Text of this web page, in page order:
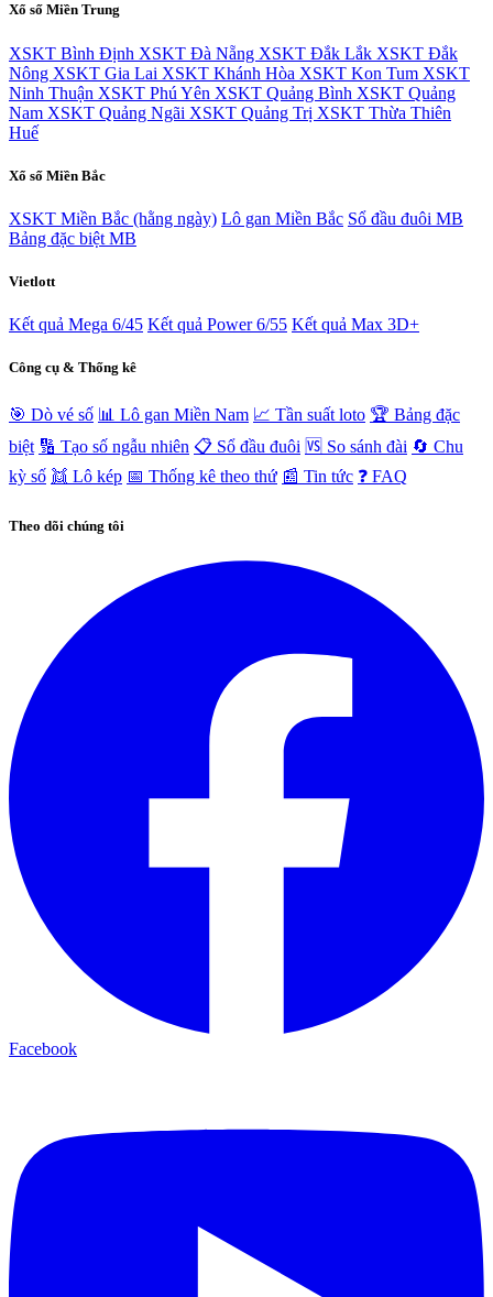
Xổ số Miền Trung
XSKT Bình Định XSKT Đà Nẵng XSKT Đắk Lắk XSKT Đắk
Nông XSKT Gia Lai XSKT Khánh Hòa XSKT Kon Tum XSKT
Ninh Thuận XSKT Phú Yên XSKT Quảng Bình XSKT Quảng
Nam XSKT Quảng Ngãi XSKT Quảng Trị XSKT Thừa Thiên
Huế
Xổ số Miền Bắc
XSKT Miền Bắc (hằng ngày) Lô gan Miền Bắc Sổ đầu đuôi MB
Bảng đặc biệt MB
Vietlott
Kết quả Mega 6/45 Kết quả Power 6/55 Kết quả Max 3D+
Công cụ & Thống kê
🎯 Dò vé số 📊 Lô gan Miền Nam 📈 Tần suất loto 🏆 Bảng đặc
biệt 🔢 Tạo số ngẫu nhiên 📋 Sổ đầu đuôi 🆚 So sánh đài 🔄 Chu
kỳ số 👯 Lô kép 📅 Thống kê theo thứ 📰 Tin tức ❓ FAQ
Theo dõi chúng tôi
Facebook